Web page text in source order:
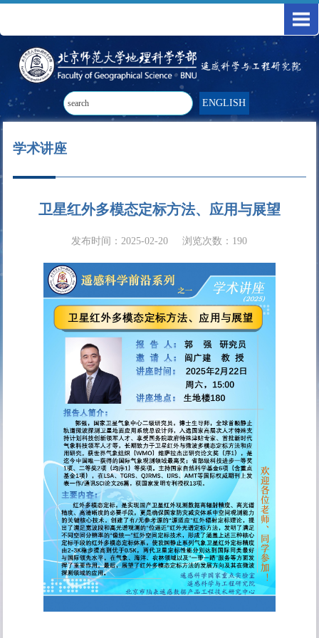
ENGLISH
学术讲座
卫星红外多模态定标方法、应用与展望
发布时间：2025-02-20 浏览次数： 190